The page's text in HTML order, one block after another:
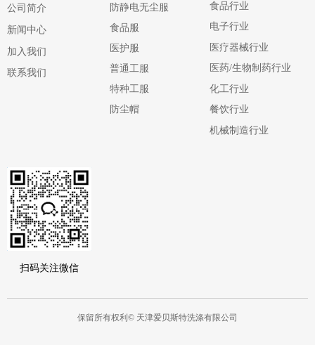
扫码关注微信
公司简介
新闻中心
加入我们
联系我们
防静电无尘服
食品服
医护服
普通工服
特种工服
防尘帽
食品行业
电子行业
医疗器械行业
医药/生物制药行业
化工行业
餐饮行业
机械制造行业
保留所有权利© 天津爱贝斯特洗涤有限公司